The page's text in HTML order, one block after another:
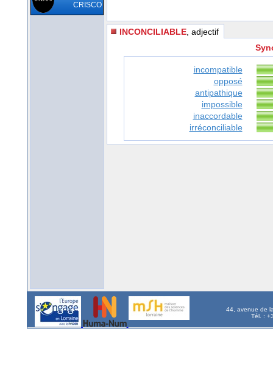
CRISCO
INCONCILIABLE , adjectif
incompatible
opposé
antipathique
impossible
inaccordable
irréconciliable
44, avenue de
Tél. :